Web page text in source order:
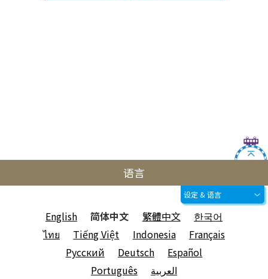
语言
设定 & 语言
English 简体中文 繁體中文
한국어
ไทย
Tiếng Việt Indonesia
Français
Русский
Deutsch
Español
Português
العربية